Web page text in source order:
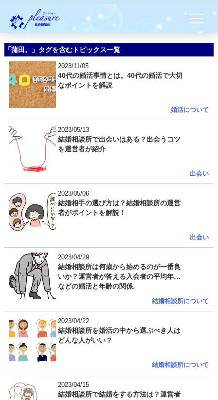
「蒲田。」タグを含むトピックス一覧
2023/11/05
40代の婚活事情とは。40代の婚活で大切
なポイントを解説
婚活について
2023/05/13
結婚相談所で出会いはある？出会うコツ
を運営者が紹介
出会い
2023/05/06
結婚相手の選び方は？結婚相談所の運営
者がポイントを解説！
出会い
2023/04/29
結婚相談所は何歳から始めるのが一番良
いか？運営者が答える入会者の平均年齢
などの婚活と年齢の関係。
結婚相談所について
2023/04/22
結婚相談所を婚活の中から選ぶべき人は
どんな人がいい？
結婚相談所について
2023/04/15
結婚相談所で結婚をする方法は？運営者